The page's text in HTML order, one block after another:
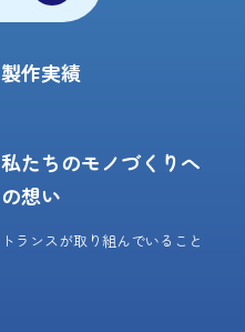
製作実績
私たちのモノづくりへ
の想い
トランスが取り組んでいること